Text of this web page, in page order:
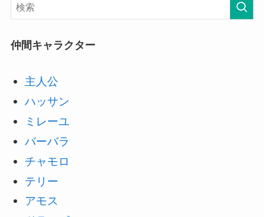
仲間キャラクター
主人公
ハッサン
ミレーユ
バーバラ
チャモロ
テリー
アモス